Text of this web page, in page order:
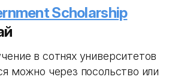
Scholarship
в сотнях университетов
можно через посольство или